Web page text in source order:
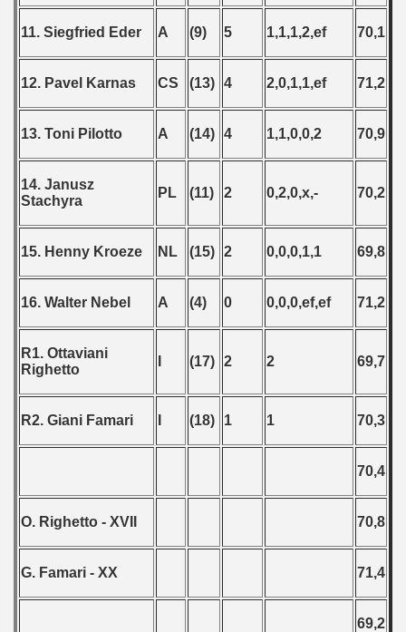
11. Siegfried Eder A (9) 5 1,1,1,2,ef 70,1
12. Pavel Karnas CS (13) 4 2,0,1,1,ef 71,2
13. Toni Pilotto A (14) 4 1,1,0,0,2 70,9
14. Janusz
Stachyra
PL (11) 2 0,2,0,x,- 70,2
15. Henny Kroeze NL (15) 2 0,0,0,1,1 69,8
16. Walter Nebel A (4) 0 0,0,0,ef,ef 71,2
R1. Ottaviani
Righetto
(17) 2 2 69,7
R2. Giani Famari (18) 1 1 70,3
70,4
O. Righetto - XVII 70,8
G. Famari - XX 71,4
69,2